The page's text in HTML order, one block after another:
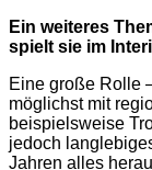
Ein weiteres
spielt sie im
Eine große Rolle
möglichst mit
beispielsweise
jedoch
Jahren alles